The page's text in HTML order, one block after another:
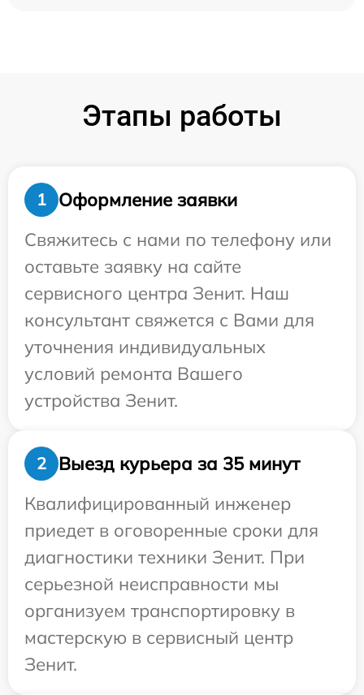
Этапы работы
1
Оформление заявки
Свяжитесь с нами по телефону или
оставьте заявку на сайте
сервисного центра Зенит. Наш
консультант свяжется с Вами для
уточнения индивидуальных
условий ремонта Вашего
устройства Зенит.
2
Выезд курьера за 35 минут
Квалифицированный инженер
приедет в оговоренные сроки для
диагностики техники Зенит. При
серьезной неисправности мы
организуем транспортировку в
мастерскую в сервисный центр
Зенит.